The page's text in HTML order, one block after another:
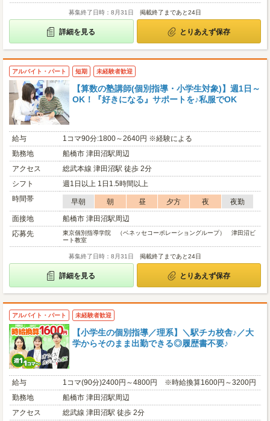
募集終了日時：8月31日 掲載終了まであと24日
詳細を見る とりあえず保存
アルバイト・パート 短期 未経験者歓迎
【算数の塾講師(個別指導・小学生対象)】週1日～
OK！『好きになる』サポートを♪私服でOK
給与
1コマ90分:1800～2640円 ※経験による
勤務地
船橋市 津田沼駅周辺
アクセス
総武本線 津田沼駅 徒歩 2分
シフト
週1日以上 1日1.5時間以上
時間帯
早朝 朝 昼 夕方 夜
夜勤
面接地
船橋市 津田沼駅周辺
応募先
東京個別指導学院 （ベネッセコーポレーショングループ） 津田沼ビ
ート教室
募集終了日時：8月31日 掲載終了まであと24日
詳細を見る とりあえず保存
アルバイト・パート 未経験者歓迎
【小学生の個別指導／理系】＼駅チカ校舎♪／大
学からそのまま出勤できる◎履歴書不要♪
給与
1コマ(90分)2400円～4800円 ※時給換算1600円～3200円
勤務地
船橋市 津田沼駅周辺
アクセス
総武線 津田沼駅 徒歩 2分